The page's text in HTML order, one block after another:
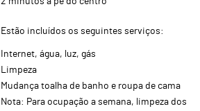
Estão incluídos os seguintes serviços:
Internet, água, luz, gás
Limpeza
Mudança toalha de banho e roupa de cama
Nota: Para ocupação a semana, limpeza dos